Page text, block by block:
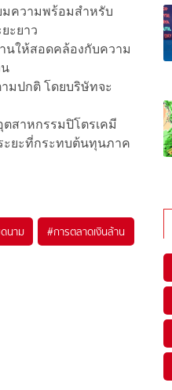
มความพร้อมสำหรับ
ะยาว
นให้สอดคล้องกับความ
มปกติ โดยบริษัทจะ
สาหกรรมปิโตรเคมี
ะยะที่กระทบต้นทุนภาค
ดนาม #การตลาดเงินล้าน